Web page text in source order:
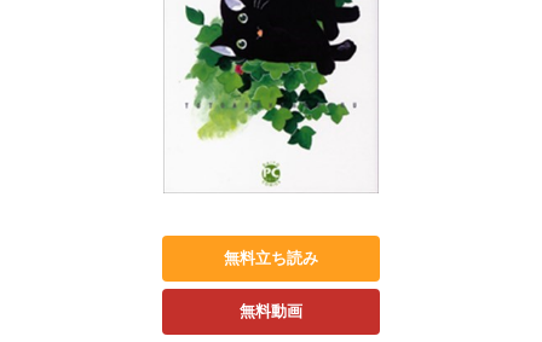
無料立ち読み
無料動画